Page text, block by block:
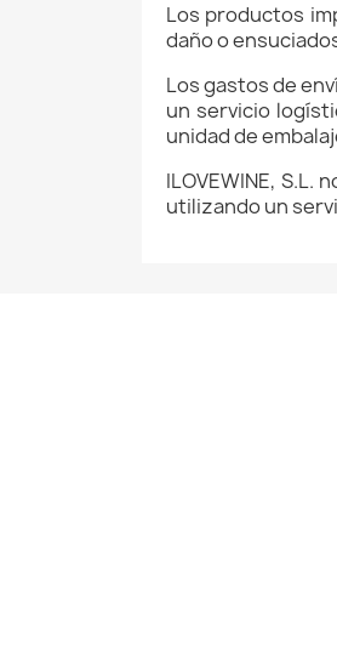
Los productos
daño o
Los gastos de
un servicio
unidad de
ILOVEWINE,
utilizando un